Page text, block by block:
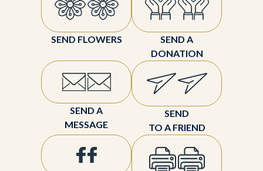
SEND FLOWERS
SEND A
DONATION
SEND A
MESSAGE
SEND
TO A FRIEND